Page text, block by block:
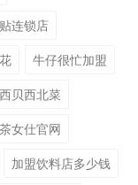
连锁店
牛仔很忙加盟
西贝西北菜
女仕官网
加盟饮料店多少钱